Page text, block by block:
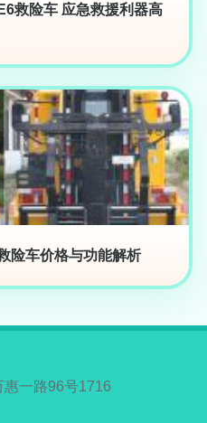
救险车 应急救援利器高
险车价格与功能解析
一路96号1716